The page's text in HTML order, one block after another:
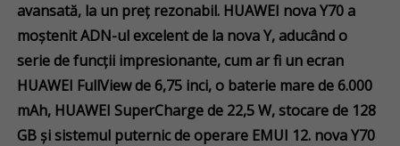
avansată, la un preț rezonabil. HUAWEI nova Y70 a
moștenit ADN-ul excelent de la nova Y, aducând o
serie de funcții impresionante, cum ar fi un ecran
HUAWEI FullView de 6,75 inci, o baterie mare de 6.000
mAh, HUAWEI SuperCharge de 22,5 W, stocare de 128
GB și sistemul puternic de operare EMUI 12. nova Y70